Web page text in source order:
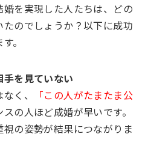
を実現した人たちは、どの
のでしょうか？以下に成功
。
を見ていない
く、
「この人がたまたま公
の人ほど成婚が早いです。
の姿勢が結果につながりま